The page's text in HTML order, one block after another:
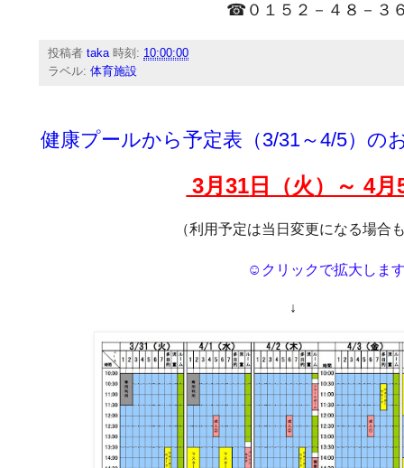
☎０１５２－４８－３
投稿者taka 時刻: 10:00:00
ラベル:体育施設
健康プールから予定表（3/31～4/5）の
3月31 日（火）～ 4月
（利用予定は当日変更になる場合
☺クリックで拡大しま
↓